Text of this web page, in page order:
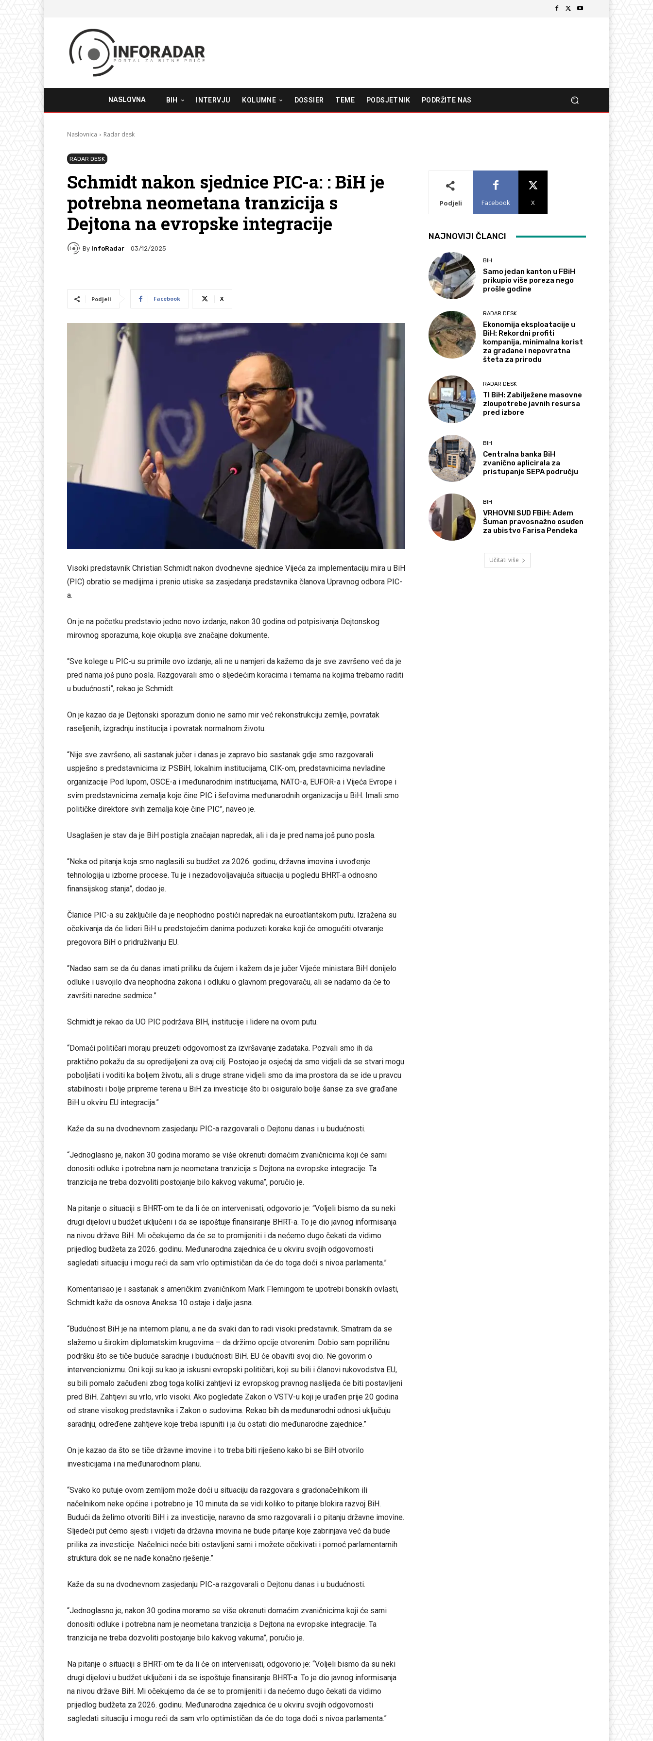
NASLOVNA BIH INTERVJU KOLUMNE DOSSIER TEME PODSJETNIK PODRŽITE NAS
Naslovnica Radar desk
RADAR DESK
Schmidt nakon sjednice PIC-a: : BiH je
potrebna neometana tranzicija s
Dejtona na evropske integracije
By InfoRadar 03/12/2025
Podjeli Facebook X
Visoki predstavnik Christian Schmidt nakon dvodnevne sjednice Vijeća za implementaciju mira u BiH
(PIC) obratio se medijima i prenio utiske sa zasjedanja predstavnika članova Upravnog odbora PIC-
a.
On je na početku predstavio jedno novo izdanje, nakon 30 godina od potpisivanja Dejtonskog
mirovnog sporazuma, koje okuplja sve značajne dokumente.
“Sve kolege u PIC-u su primile ovo izdanje, ali ne u namjeri da kažemo da je sve završeno već da je
pred nama još puno posla. Razgovarali smo o sljedećim koracima i temama na kojima trebamo raditi
u budućnosti”, rekao je Schmidt.
On je kazao da je Dejtonski sporazum donio ne samo mir već rekonstrukciju zemlje, povratak
raseljenih, izgradnju institucija i povratak normalnom životu.
“Nije sve završeno, ali sastanak jučer i danas je zapravo bio sastanak gdje smo razgovarali
uspješno s predstavnicima iz PSBiH, lokalnim institucijama, CIK-om, predstavnicima nevladine
organizacije Pod lupom, OSCE-a i međunarodnim institucijama, NATO-a, EUFOR-a i Vijeća Evrope i
svim predstavnicima zemalja koje čine PIC i šefovima međunarodnih organizacija u BiH. Imali smo
političke direktore svih zemalja koje čine PIC”, naveo je.
Usaglašen je stav da je BiH postigla značajan napredak, ali i da je pred nama još puno posla.
“Neka od pitanja koja smo naglasili su budžet za 2026. godinu, državna imovina i uvođenje
tehnologija u izborne procese. Tu je i nezadovoljavajuća situacija u pogledu BHRT-a odnosno
finansijskog stanja”, dodao je.
Članice PIC-a su zaključile da je neophodno postići napredak na euroatlantskom putu. Izražena su
očekivanja da će lideri BiH u predstojećim danima poduzeti korake koji će omogućiti otvaranje
pregovora BiH o pridruživanju EU.
“Nadao sam se da ću danas imati priliku da čujem i kažem da je jučer Vijeće ministara BiH donijelo
odluke i usvojilo dva neophodna zakona i odluku o glavnom pregovaraču, ali se nadamo da će to
završiti naredne sedmice.”
Schmidt je rekao da UO PIC podržava BIH, institucije i lidere na ovom putu.
“Domaći političari moraju preuzeti odgovornost za izvršavanje zadataka. Pozvali smo ih da
praktično pokažu da su opredijeljeni za ovaj cilj. Postojao je osjećaj da smo vidjeli da se stvari mogu
poboljšati i voditi ka boljem životu, ali s druge strane vidjeli smo da ima prostora da se ide u pravcu
stabilnosti i bolje pripreme terena u BiH za investicije što bi osiguralo bolje šanse za sve građane
BiH u okviru EU integracija.”
Kaže da su na dvodnevnom zasjedanju PIC-a razgovarali o Dejtonu danas i u budućnosti.
“Jednoglasno je, nakon 30 godina moramo se više okrenuti domaćim zvaničnicima koji će sami
donositi odluke i potrebna nam je neometana tranzicija s Dejtona na evropske integracije. Ta
tranzicija ne treba dozvoliti postojanje bilo kakvog vakuma”, poručio je.
Na pitanje o situaciji s BHRT-om te da li će on intervenisati, odgovorio je: “Voljeli bismo da su neki
drugi dijelovi u budžet uključeni i da se ispoštuje finansiranje BHRT-a. To je dio javnog informisanja
na nivou države BiH. Mi očekujemo da će se to promijeniti i da nećemo dugo čekati da vidimo
prijedlog budžeta za 2026. godinu. Međunarodna zajednica će u okviru svojih odgovornosti
sagledati situaciju i mogu reći da sam vrlo optimističan da će do toga doći s nivoa parlamenta.”
Komentarisao je i sastanak s američkim zvaničnikom Mark Flemingom te upotrebi bonskih ovlasti,
Schmidt kaže da osnova Aneksa 10 ostaje i dalje jasna.
“Budućnost BiH je na internom planu, a ne da svaki dan to radi visoki predstavnik. Smatram da se
slažemo u širokim diplomatskim krugovima – da držimo opcije otvorenim. Dobio sam popriličnu
podršku što se tiče buduće saradnje i budućnosti BiH. EU će obaviti svoj dio. Ne govorim o
intervencionizmu. Oni koji su kao ja iskusni evropski političari, koji su bili i članovi rukovodstva EU,
su bili pomalo začuđeni zbog toga koliki zahtjevi iz evropskog pravnog naslijeđa će biti postavljeni
pred BiH. Zahtjevi su vrlo, vrlo visoki. Ako pogledate Zakon o VSTV-u koji je urađen prije 20 godina
od strane visokog predstavnika i Zakon o sudovima. Rekao bih da međunarodni odnosi uključuju
saradnju, određene zahtjeve koje treba ispuniti i ja ću ostati dio međunarodne zajednice.”
On je kazao da što se tiče državne imovine i to treba biti riješeno kako bi se BiH otvorilo
investicijama i na međunarodnom planu.
“Svako ko putuje ovom zemljom može doći u situaciju da razgovara s gradonačelnikom ili
načelnikom neke općine i potrebno je 10 minuta da se vidi koliko to pitanje blokira razvoj BiH.
Budući da želimo otvoriti BiH i za investicije, naravno da smo razgovarali i o pitanju državne imovine.
Sljedeći put ćemo sjesti i vidjeti da državna imovina ne bude pitanje koje zabrinjava već da bude
prilika za investicije. Načelnici neće biti ostavljeni sami i možete očekivati i pomoć parlamentarnih
struktura dok se ne nađe konačno rješenje.”
Kaže da su na dvodnevnom zasjedanju PIC-a razgovarali o Dejtonu danas i u budućnosti.
“Jednoglasno je, nakon 30 godina moramo se više okrenuti domaćim zvaničnicima koji će sami
donositi odluke i potrebna nam je neometana tranzicija s Dejtona na evropske integracije. Ta
tranzicija ne treba dozvoliti postojanje bilo kakvog vakuma”, poručio je.
Na pitanje o situaciji s BHRT-om te da li će on intervenisati, odgovorio je: “Voljeli bismo da su neki
drugi dijelovi u budžet uključeni i da se ispoštuje finansiranje BHRT-a. To je dio javnog informisanja
na nivou države BiH. Mi očekujemo da će se to promijeniti i da nećemo dugo čekati da vidimo
prijedlog budžeta za 2026. godinu. Međunarodna zajednica će u okviru svojih odgovornosti
sagledati situaciju i mogu reći da sam vrlo optimističan da će do toga doći s nivoa parlamenta.”
Podjeli Facebook X
NAJNOVIJI ČLANCI
BIH
Samo jedan kanton u FBiH
prikupio više poreza nego
prošle godine
RADAR DESK
Ekonomija eksploatacije u
BiH: Rekordni profiti
kompanija, minimalna korist
za građane i nepovratna
šteta za prirodu
RADAR DESK
TI BiH: Zabilježene masovne
zloupotrebe javnih resursa
pred izbore
BIH
Centralna banka BiH
zvanično aplicirala za
pristupanje SEPA području
BIH
VRHOVNI SUD FBiH: Adem
Šuman pravosnažno osuđen
za ubistvo Farisa Pendeka
Učitati više